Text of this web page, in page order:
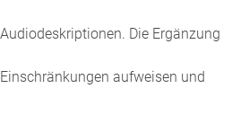
Die Ergänzung
aufweisen und